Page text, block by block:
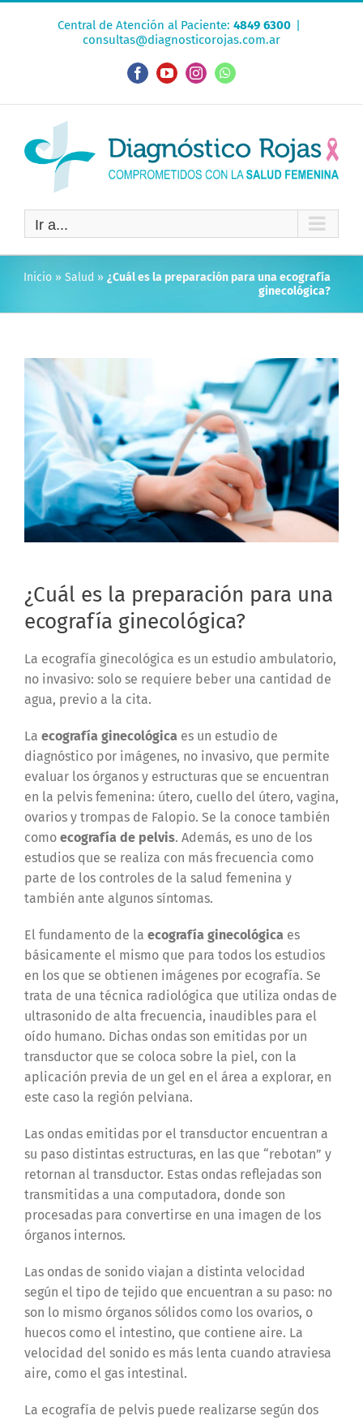
Central de Atención al Paciente: 4849 6300 |
consultas@diagnosticorojas.com.ar
FacebookYouTubeInstagramWhatsApp
Ir a...
Inicio » Salud » ¿Cuál es la preparación para una ecografía
ginecológica?
¿Cuál es la preparación para una
ecografía ginecológica?
La ecografía ginecológica es un estudio ambulatorio,
no invasivo: solo se requiere beber una cantidad de
agua, previo a la cita.
La ecografía ginecológicaes un estudio de
diagnóstico por imágenes, no invasivo, que permite
evaluar los órganos y estructuras que se encuentran
en la pelvis femenina: útero, cuello del útero, vagina,
ovarios y trompas de Falopio. Se la conoce también
como ecografía de pelvis. Además, es uno de los
estudios que se realiza con más frecuencia como
parte de los controles de la salud femenina y
también ante algunos síntomas.
El fundamento de la ecografía ginecológicaes
básicamente el mismo que para todos los estudios
en los que se obtienen imágenes por ecografía. Se
trata de una técnica radiológica que utiliza ondas de
ultrasonido de alta frecuencia, inaudibles para el
oído humano. Dichas ondas son emitidas por un
transductor que se coloca sobre la piel, con la
aplicación previa de un gel en el área a explorar, en
este caso la región pelviana.
Las ondas emitidas por el transductor encuentran a
su paso distintas estructuras, en las que “rebotan” y
retornan al transductor. Estas ondas reflejadas son
transmitidas a una computadora, donde son
procesadas para convertirse en una imagen de los
órganos internos.
Las ondas de sonido viajan a distinta velocidad
según el tipo de tejido que encuentran a su paso: no
son lo mismo órganos sólidos como los ovarios, o
huecos como el intestino, que contiene aire. La
velocidad del sonido es más lenta cuando atraviesa
aire, como el gas intestinal.
La ecografía de pelvis puede realizarse según dos